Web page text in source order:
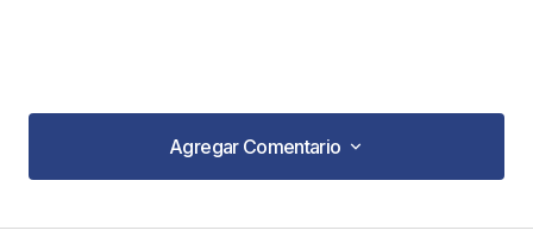
Agregar Comentario
Agregar Comentario